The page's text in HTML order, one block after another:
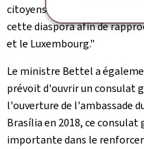
citoyens. Il sera essentiel
cette diaspora afin de
et le Luxembourg."
Le ministre Bettel a
prévoit d'ouvrir un consulat
l'ouverture de l'ambassade
Brasília en 2018, ce
importante dans le